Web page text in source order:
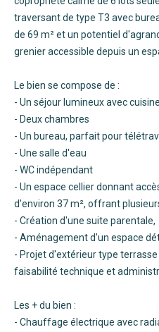
traversant de type T3 avec
de 69 m² et un potentiel
grenier accessible depuis un
Le bien se compose de :
- Un séjour lumineux avec
- Deux chambres
- Un bureau, parfait pour
- Une salle d'eau
- WC indépendant
- Un espace cellier donnant
d'environ 37 m², offrant
- Création d'une suite parentale,
- Aménagement d'un espace
- Projet d'extérieur type
faisabilité technique et
Les + du bien :
- Chauffage électrique avec